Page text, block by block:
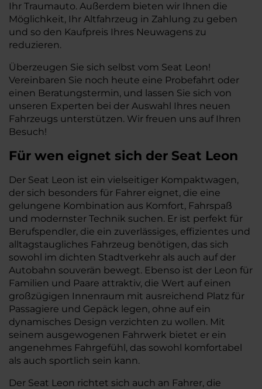
Ihr Traumauto. Außerdem bieten wir Ihnen die
Möglichkeit, Ihr Altfahrzeug in Zahlung zu geben
und so den Kaufpreis Ihres Neuwagens zu
reduzieren.
Überzeugen Sie sich selbst vom Seat Leon!
Vereinbaren Sie noch heute eine Probefahrt oder
einen Beratungstermin, und lassen Sie sich von
unseren Experten bei der Auswahl Ihres neuen
Fahrzeugs unterstützen. Wir freuen uns auf Ihren
Besuch!
Für wen eignet sich der Seat Leon
Der Seat Leon ist ein vielseitiger Kompaktwagen,
der sich besonders für Fahrer eignet, die eine
gelungene Kombination aus Komfort, Fahrspaß
und modernster Technik suchen. Er ist perfekt für
Berufspendler, die ein zuverlässiges, effizientes und
alltagstaugliches Fahrzeug benötigen, das sich
sowohl im dichten Stadtverkehr als auch auf der
Autobahn souverän bewegt. Ebenso ist der Leon für
Familien und Paare attraktiv, die Wert auf einen
großzügigen Innenraum mit ausreichend Platz für
Passagiere und Gepäck legen, ohne auf ein
dynamisches Design verzichten zu wollen. Mit
seinem ausgewogenen Fahrwerk bietet er ein
angenehmes Fahrgefühl, das sowohl komfortabel
als auch sportlich sein kann.
Der Seat Leon richtet sich auch an Fahrer, die